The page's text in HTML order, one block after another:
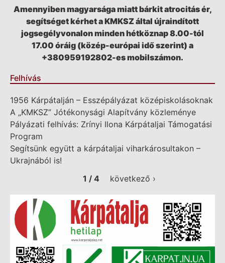
Amennyiben magyarsága miatt bárkit atrocitás ér,
segítséget kérhet a KMKSZ által újraindított
jogsegélyvonalon minden hétköznap 8.00-tól
17.00 óráig (közép-európai idő szerint) a
+380959192802-es mobilszámon.
Felhívás
1956 Kárpátalján – Esszépályázat középiskolásoknak
A „KMKSZ” Jótékonysági Alapítvány közleménye
Pályázati felhívás: Zrínyi Ilona Kárpátaljai Támogatási
Program
Segítsünk együtt a kárpátaljai viharkárosultakon –
Ukrajnából is!
1 / 4
következő ›